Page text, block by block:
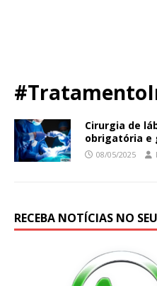
Cirurgia de
obrigatória e
08/05/2025
RECEBA NOTÍCIAS NO